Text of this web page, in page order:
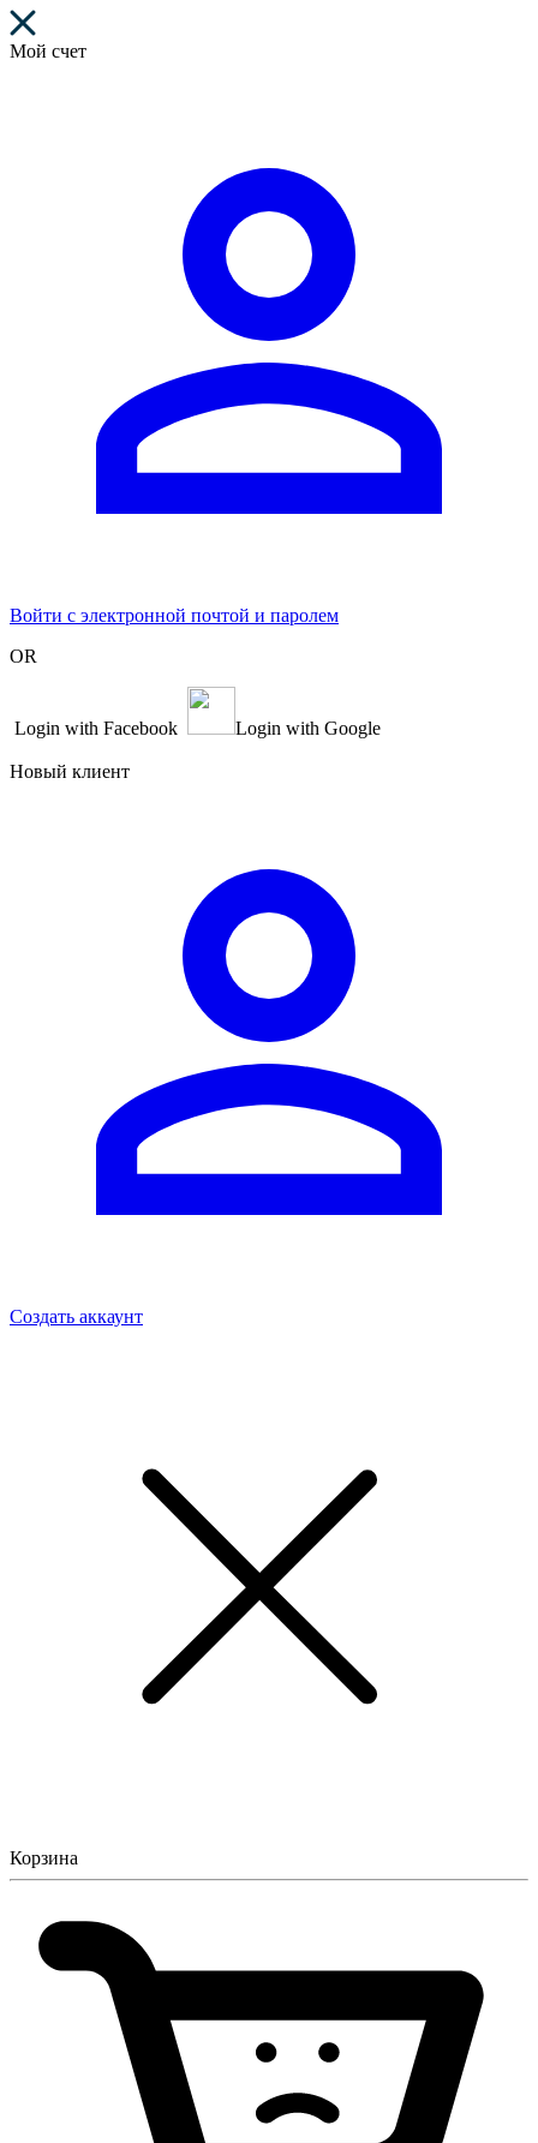
Мой счет
Войти с электронной почтой и паролем
OR
Login with Facebook Login with Google
Новый клиент
Создать аккаунт
Корзина